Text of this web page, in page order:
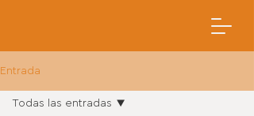
Entrada
Todas las entradas